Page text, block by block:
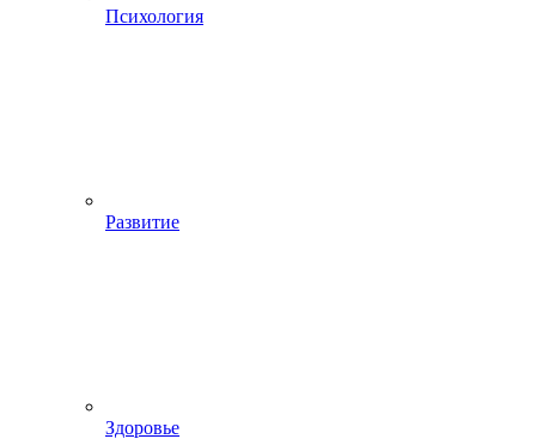
Психология
Развитие
Здоровье